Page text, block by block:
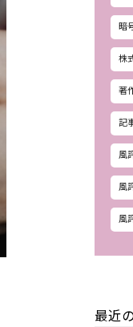
暗
株
著
記
風
風
風
最近